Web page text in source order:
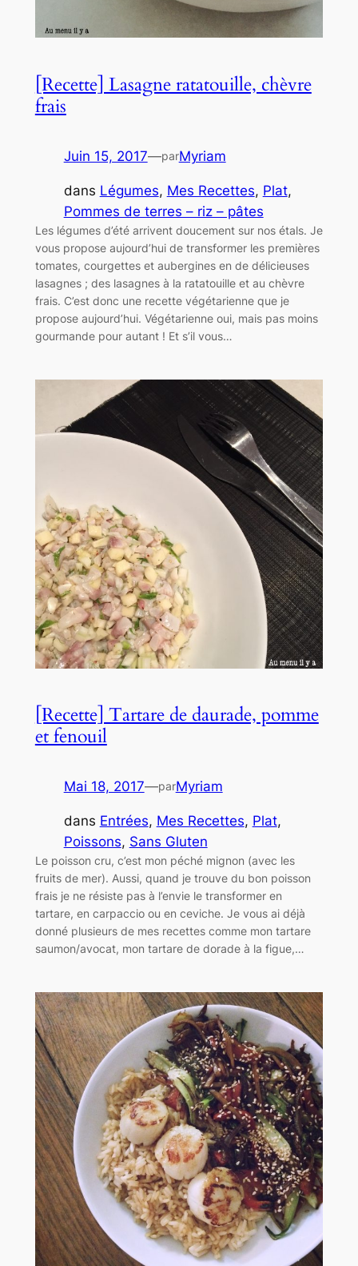
[Recette] Lasagne ratatouille, chèvre
frais
Juin 15, 2017—parMyriam
dans Légumes, Mes Recettes, Plat
Pommes de terres – riz – pâtes
Les légumes d’été arrivent doucement sur nos étals. Je
vous propose aujourd’hui de transformer les premières
tomates, courgettes et aubergines en de délicieuses
lasagnes ; des lasagnes à la ratatouille et au chèvre
frais. C’est donc une recette végétarienne que je
propose aujourd’hui. Végétarienne oui, mais pas moins
gourmande pour autant ! Et s’il vous…
[Recette] Tartare de daurade, pomme
et fenouil
Mai 18, 2017—parMyriam
dans Entrées, Mes Recettes, Plat
Poissons, Sans Gluten
Le poisson cru, c’est mon péché mignon (avec les
fruits de mer). Aussi, quand je trouve du bon poisson
frais je ne résiste pas à l’envie le transformer en
tartare, en carpaccio ou en ceviche. Je vous ai déjà
donné plusieurs de mes recettes comme mon tartare
saumon/avocat, mon tartare de dorade à la figue,…